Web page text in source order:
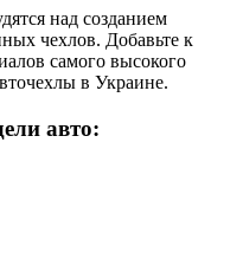
над созданием
чехлов. Добавьте к
самого высокого
в Украине.
авто: